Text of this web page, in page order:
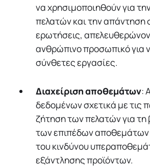
να χρησιμοποιηθούν για
πελατών και την απάντηση
ερωτήσεις,
ανθρώπινο προσωπικό για
σύνθετες εργασίες.
Διαχείριση αποθεμάτων:
δεδομένων σχετικά με τις
ζήτηση των πελατών για τη
των επιπέδων αποθεμάτων
του κινδύνου
εξάντλησης προϊόντων.